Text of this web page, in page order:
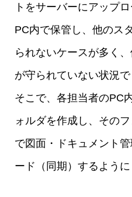
トをサーバーにアップ
PC内で保管し、他のス
られないケースが多く
が守られていない状況で
そこで、各担当者のPC
ォルダを作成し、その
で図面・ドキュメント
ード（同期）するように